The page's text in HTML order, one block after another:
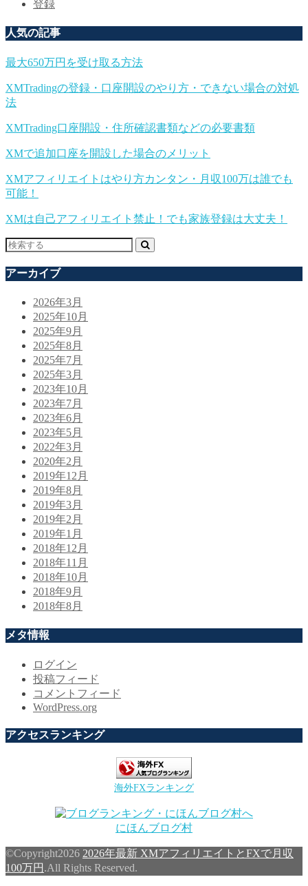
登録
人気の記事
最大650万円を受け取る方法
XMTradingの登録・口座開設のやり方・できない場合の対処
法
XMTrading口座開設・住所確認書類などの必要書類
XMで追加口座を開設した場合のメリット
XMアフィリエイトはやり方カンタン・月収100万は誰でも
可能！
XMは自己アフィリエイト禁止！でも家族登録は大丈夫！
アーカイブ
2026年3月
2025年10月
2025年9月
2025年8月
2025年7月
2025年3月
2023年10月
2023年7月
2023年6月
2023年5月
2022年3月
2020年2月
2019年12月
2019年8月
2019年3月
2019年2月
2019年1月
2018年12月
2018年11月
2018年10月
2018年9月
2018年8月
メタ情報
ログイン
投稿フィード
コメントフィード
WordPress.org
アクセスランキング
海外FXランキング
にほんブログ村
©Copyright2026 2026年最新 XMアフィリエイトとFXで月収
100万円 .All Rights Reserved.